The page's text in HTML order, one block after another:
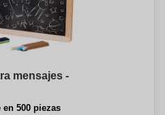
mensajes -
en 500 piezas